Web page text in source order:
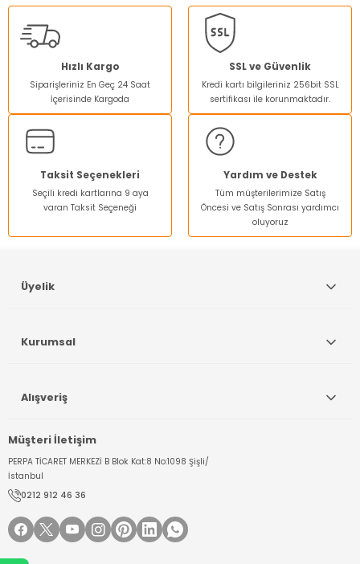
kullanarak tarafımıza iletebilirsiniz.
Görüş ve önerileriniz için teşekkür ederiz.
Ürün resmi kalitesiz, bozuk veya görüntülenemiyor.
Ürün açıklamasında eksik bilgiler bulunuyor.
Ürün bilgilerinde hatalar bulunuyor.
Ürün fiyatı diğer sitelerden daha pahalı.
Bu ürüne benzer farklı alternatifler olmalı.
Hızlı Kargo
Siparişleriniz En Geç 24 Saat
İçerisinde Kargoda
SSL ve Güvenlik
Kredi kartı bilgileriniz 256bit SSL
sertifikası ile korunmaktadır.
Taksit Seçenekleri
Seçili kredi kartlarına 9 aya
varan Taksit Seçeneği
Yardım ve Destek
Tüm müşterilerimize Satış
Öncesi ve Satış Sonrası yardımcı
oluyoruz
Müşteri İletişim
PERPA TİCARET MERKEZİ B Blok Kat:8 No:1098 Şişli/
İstanbul
0212 912 46 36
Üyelik
Kurumsal
Alışveriş